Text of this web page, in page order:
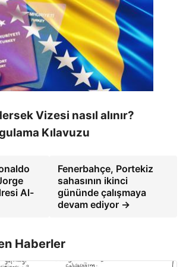
Vizesi nasıl alınır?
Kılavuzu
Al-
Fenerbahçe, Portekiz
sahasının ikinci
gününde çalışmaya
devam ediyor →
Haberler